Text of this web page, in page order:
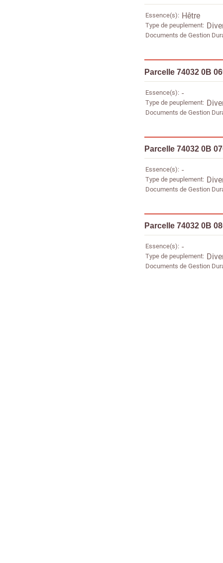
Essence(s) Hêtre
Type de peuplement
Documents de Gestion
Parcelle 74032 0B
Essence(s) -
Type de peuplement
Documents de Gestion
Parcelle 74032 0B
Essence(s) -
Type de peuplement
Documents de Gestion
Parcelle 74032 0B
Essence(s) -
Type de peuplement
Documents de Gestion